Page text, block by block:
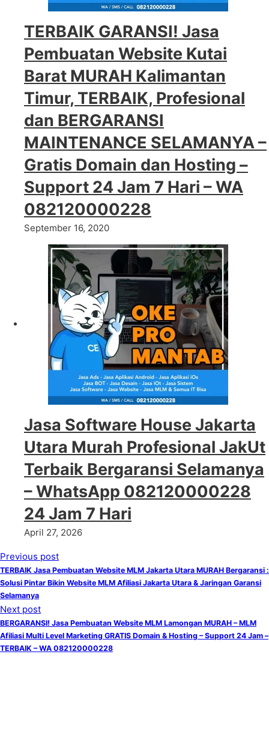
TERBAIK GARANSI! Jasa
Pembuatan Website Kutai
Barat MURAH Kalimantan
Timur, TERBAIK, Profesional
dan BERGARANSI
MAINTENANCE SELAMANYA –
Gratis Domain dan Hosting –
Support 24 Jam 7 Hari – WA
082120000228
September 16, 2020
Jasa Software House Jakarta
Utara Murah Profesional JakUt
Terbaik Bergaransi Selamanya
– WhatsApp 082120000228
24 Jam 7 Hari
April 27, 2026
Previous post
TERBAIK Jasa Pembuatan Website MLM Jakarta Utara MURAH Bergaransi :
Solusi Pintar Bikin Website MLM Afiliasi Jakarta Utara & Jaringan Garansi
Selamanya
Next post
BERGARANSI! Jasa Pembuatan Website MLM Lamongan MURAH – MLM
Afiliasi Multi Level Marketing GRATIS Domain & Hosting – Support 24 Jam –
TERBAIK – WA 082120000228